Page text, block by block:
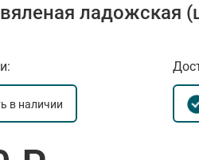
ладожская
в наличии